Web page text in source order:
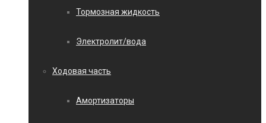
Тормозная жидкость
Электролит/вода
Ходовая часть
Амортизаторы